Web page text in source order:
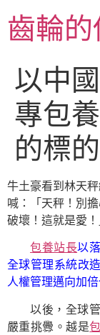
至
主齒輪
以中
專包
的標
牛土豪看到林天
喊：「天秤！別
破壞！這就是愛！
包養站長以
全球管理系統改
人權管理邁向加
以後，全球
嚴重挑釁。越是